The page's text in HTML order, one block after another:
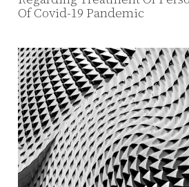
Of Covid-19 Pandemic